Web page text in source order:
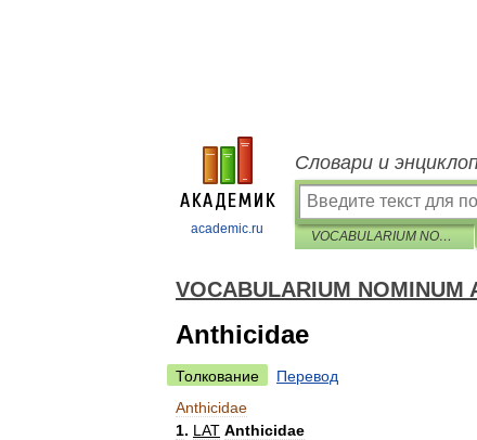
academic.ru
Словари и
VOCABULARIUM NOMINUM ANIMALIUM QUINQUELINGUE
VOCABULARIUM NOMINUM
Anthicidae
Толкование
Перевод
Anthicidae
1. LAT Anthicidae